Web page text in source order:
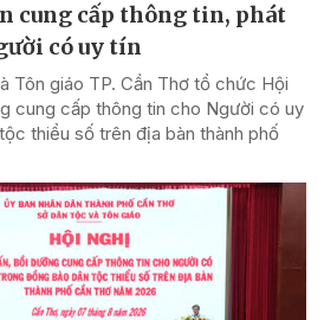
cung cấp thông tin, phát
có uy tín
Tôn giáo TP. Cần Thơ tổ chức Hội
cung cấp thông tin cho Người có uy
thiểu số trên địa bàn thành phố